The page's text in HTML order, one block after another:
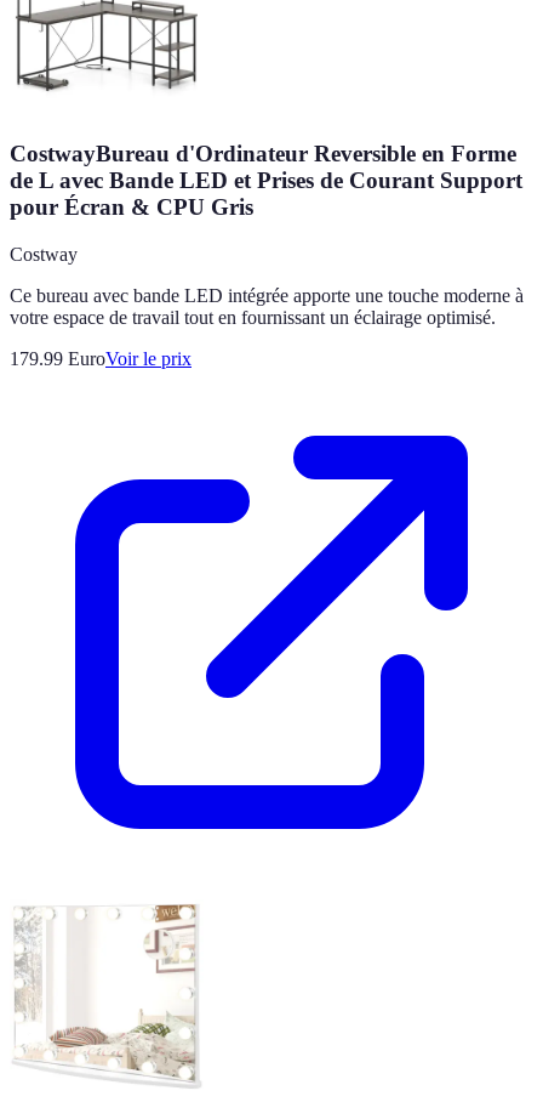
CostwayBureau d'Ordinateur Reversible en Forme
de L avec Bande LED et Prises de Courant Support
pour Écran & CPU Gris
Costway
Ce bureau avec bande LED intégrée apporte une touche moderne à
votre espace de travail tout en fournissant un éclairage optimisé.
179.99 EuroVoir le prix